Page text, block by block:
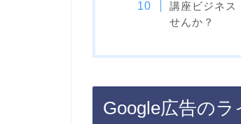
講座ビジネス
せんか？
Google広告の